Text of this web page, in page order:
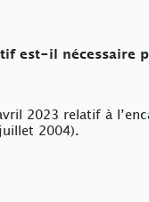
est-il nécessaire
2023 relatif à
2004).